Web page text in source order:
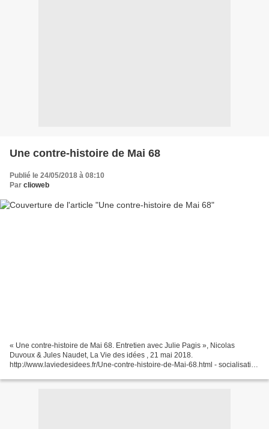
Une contre-histoire de Mai 68
Publié le 24/05/2018 à 08:10
Par clioweb
« Une contre-histoire de Mai 68. Entretien avec Julie Pagis », Nicolas
Duvoux & Jules Naudet, La Vie des idées , 21 mai 2018.
http://www.laviedesidees.fr/Une-contre-histoire-de-Mai-68.html - socialisation